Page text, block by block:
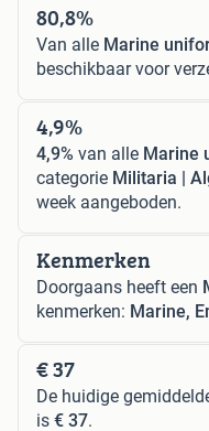
80,8%
Van alle Marine
beschikbaar voor
4,9%
4,9% van alle Marine
categorie Militaria |
week aangeboden.
Kenmerken
Doorgaans heeft een
kenmerken: Marine,
€ 37
De huidige
is € 37.